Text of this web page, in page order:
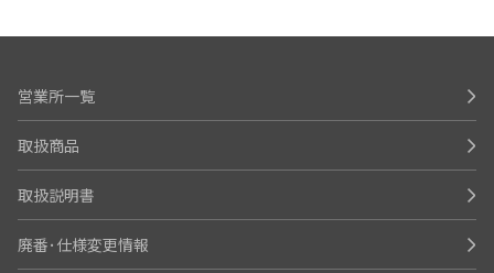
営業所一覧
取扱商品
取扱説明書
廃番･仕様変更情報